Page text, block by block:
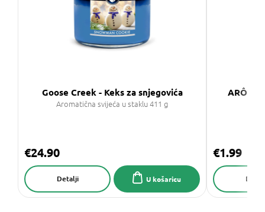
Goose Creek - Keks za snjegovića
Aromatična svijeća u staklu 411 g
€24.90
U košaricu
Detalji
ARÔME
€1.99